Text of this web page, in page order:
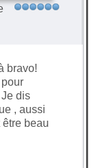
bravo!
dis
, aussi
beau